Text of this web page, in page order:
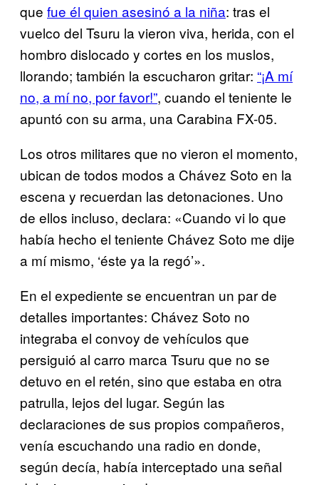
que fue él quien asesinó a la niña: tras el
vuelco del Tsuru la vieron viva, herida, con el
hombro dislocado y cortes en los muslos,
llorando; también la escucharon gritar: “¡A mí
no, a mí no, por favor!”, cuando el teniente le
apuntó con su arma, una Carabina FX-05.
Los otros militares que no vieron el momento,
ubican de todos modos a Chávez Soto en la
escena y recuerdan las detonaciones. Uno
de ellos incluso, declara: «Cuando vi lo que
había hecho el teniente Chávez Soto me dije
a mí mismo, ‘éste ya la regó’».
En el expediente se encuentran un par de
detalles importantes: Chávez Soto no
integraba el convoy de vehículos que
persiguió al carro marca Tsuru que no se
detuvo en el retén, sino que estaba en otra
patrulla, lejos del lugar. Según las
declaraciones de sus propios compañeros,
venía escuchando una radio en donde,
según decía, había interceptado una señal